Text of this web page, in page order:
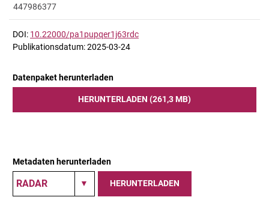
447986377
DOI: 10.22000/pa1pupqer1j63rdc
Publikationsdatum: 2025-03-24
Datenpaket herunterladen
HERUNTERLADEN (261,3 MB)
Metadaten herunterladen
HERUNTERLADEN